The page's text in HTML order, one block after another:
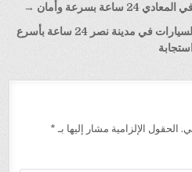
بسرعة وأمان →
← خدمات ونش الفرسان لإنقاذ السيارات في مدينة نصر 24 ساعة بأسرع
استجابة
الحقول الإلزامية مشار إليها بـ *